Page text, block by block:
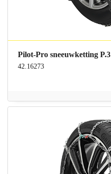
Pilot-Pro sneeuwketting P.3
42.16273